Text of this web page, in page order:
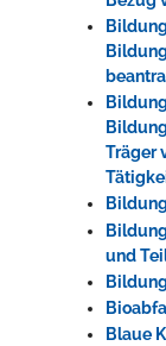
Träger
und
Blaue